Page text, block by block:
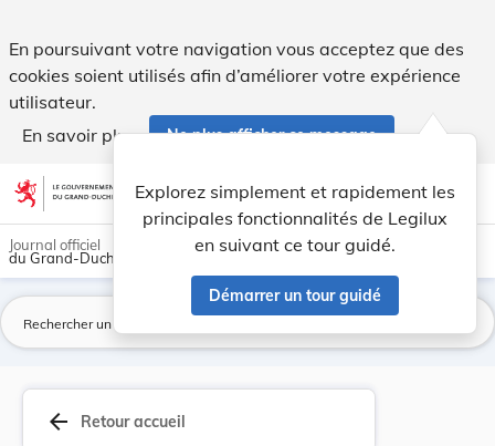
En poursuivant votre navigation vous acceptez que des
cookies soient utilisés afin d’améliorer votre expérience
utilisateur.
En savoir plus
Ne plus afficher ce message
Aller au contenu account_circle help Aide
Explorez simplement et rapidement les
principales fonctionnalités de Legilux
en suivant ce tour guidé.
Démarrer un tour guidé
light_mode dark_mode
Journal officiel
du Grand-Duché de Luxembourg
arrow_back Retour accueil